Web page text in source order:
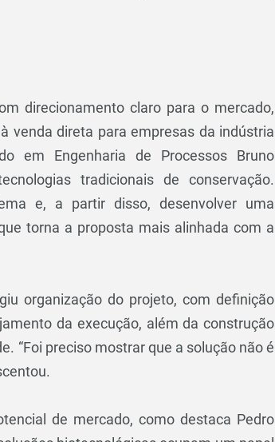
direcionamento claro para o mercado,
venda direta para empresas da indústria
em Engenharia de Processos Bruno
tradicionais de conservação.
e, a partir disso, desenvolver uma
torna a proposta mais alinhada com a
organização do projeto, com definição
da execução, além da construção
“Foi preciso mostrar que a solução não é
de mercado, como destaca Pedro